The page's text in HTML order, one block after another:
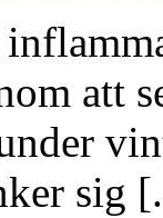
att
sig